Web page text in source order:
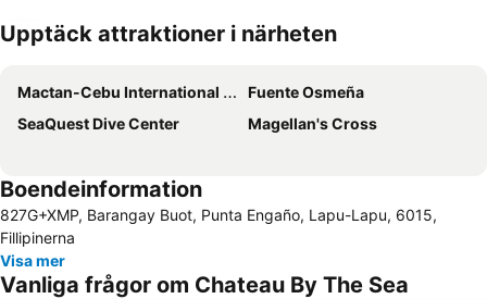
Förstora kartan
Upptäck attraktioner i närheten
Mactan-Cebu International Airport
Fuente Osmeña
SeaQuest Dive Center
Magellan's Cross
Boendeinformation
827G+XMP, Barangay Buot, Punta Engaño, Lapu-Lapu, 6015,
Fillipinerna
Visa mer
Vanliga frågor om Chateau By The Sea